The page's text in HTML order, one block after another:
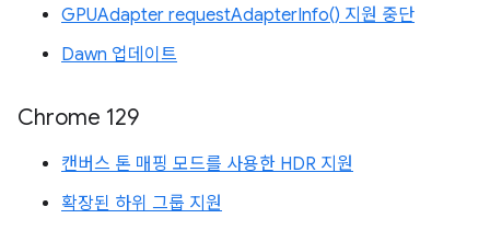
GPUAdapter requestAdapterInfo() 지원 중단
Dawn 업데이트
Chrome 129
캔버스 톤 매핑 모드를 사용한 HDR 지원
확장된 하위 그룹 지원